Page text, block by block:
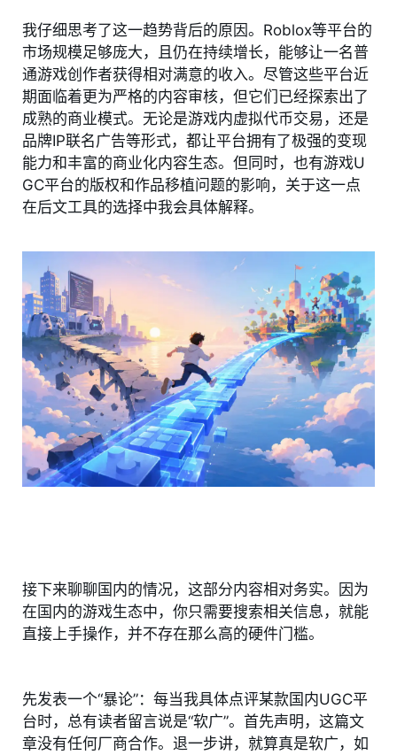
我仔细思考了这一趋势背后的原因。Roblox等平台的
市场规模足够庞大，且仍在持续增长，能够让一名普
通游戏创作者获得相对满意的收入。尽管这些平台近
期面临着更为严格的内容审核，但它们已经探索出了
成熟的商业模式。无论是游戏内虚拟代币交易，还是
品牌IP联名广告等形式，都让平台拥有了极强的变现
能力和丰富的商业化内容生态。但同时，也有游戏U
GC平台的版权和作品移植问题的影响，关于这一点
在后文工具的选择中我会具体解释。
接下来聊聊国内的情况，这部分内容相对务实。因为
在国内的游戏生态中，你只需要搜索相关信息，就能
直接上手操作，并不存在那么高的硬件门槛。
先发表一个“暴论”：每当我具体点评某款国内UGC平
台时，总有读者留言说是“软广”。首先声明，这篇文
章没有任何厂商合作。退一步讲，就算真是软广，如